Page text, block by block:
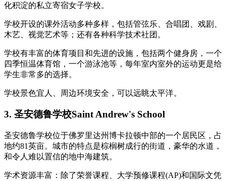
化积淀的私立寄宿女子学校。
学校开设的课外活动多种多样，包括管弦乐、合唱团、戏剧、
木艺、视觉艺术等；还有各种科学技术社团。
学校有丰富的体育项目和先进的设施，包括两个健身房，一个
四季恒温体育馆，一个游泳池等，每年室内室外的运动更是给
学生非常多的选择。
学校景色宜人、周边环境安全，可以远眺太平洋。
3. 圣安德鲁学校Saint Andrew's School
圣安德鲁学校位于佛罗里达州博卡拉顿中部的一个居民区，占
地约81英亩。城市的特点是棕榈树成行的街道，豪华的水道，
和令人难以置信的地中海建筑。
学术资源丰富：除了荣誉课程、大学预修课程(AP)和国际文凭